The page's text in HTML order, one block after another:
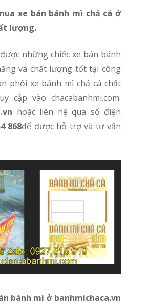
lượng.
và chất lượng tốt tại công
phối xe bánh mì chả cá chất
cập vào chacabanhmi.com:
hoặc liên hệ qua số điện
868để được hỗ trợ và tư vấn